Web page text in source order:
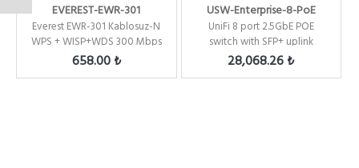
EVEREST-EWR-301
Everest EWR-301 Kablosuz-N
WPS + WISP+WDS 300 Mbps
Repeater+Access...
658.00 ₺
USW-Enterprise-8-PoE
UniFi 8 port 2.5GbE POE
switch with SFP+ uplink
28,068.26 ₺